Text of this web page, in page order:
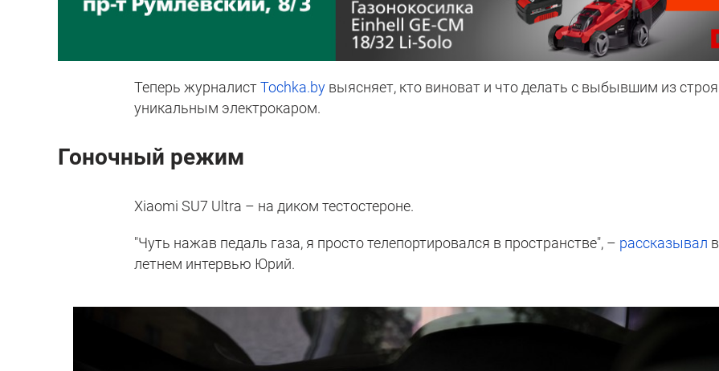
Теперь журналистTochka.by выясняет, кто виноват и что делать с выбывшим из строя
уникальным электрокаром.
Гоночный режим
Xiaomi SU7 Ultra – на диком тестостероне.
"Чуть нажав педаль газа, я просто телепортировался в пространстве", – рассказывал в
летнем интервью Юрий.